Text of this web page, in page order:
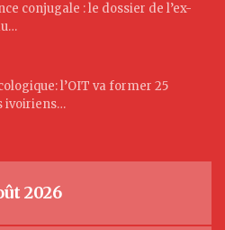
conjugale : le dossier de l’ex-
l’OIT va former 25
ivoiriens…
2026